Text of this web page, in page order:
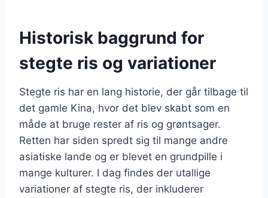
Historisk baggrund for
stegte ris og variationer
Stegte ris har en lang historie, der går tilbage til
det gamle Kina, hvor det blev skabt som en
måde at bruge rester af ris og grøntsager.
Retten har siden spredt sig til mange andre
asiatiske lande og er blevet en grundpille i
mange kulturer. I dag findes der utallige
variationer af stegte ris, der inkluderer